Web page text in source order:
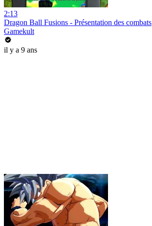
2:13
Dragon Ball Fusions - Présentation des combats
Gamekult
il y a 9 ans